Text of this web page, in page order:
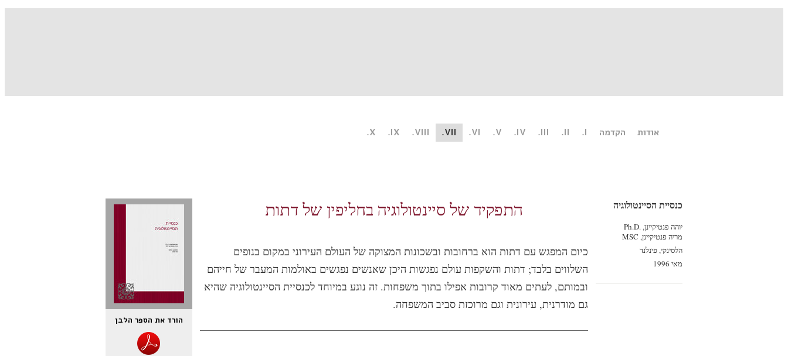
אודות הקדמה I.
II.
III.
IV.
V.
VI.
VII.
VIII.
IX.
X.
כנסיית הסיינטולוגיה
יוהה פנטיקיינן, Ph.D.‎
מריה פנטיקיינן, MSC
הלסינקי, פינלנד
מאי 1996
התפקיד של סיינטולוגיה בחליפין של דתות
כיום המפגש עם דתות הוא ברחובות ובשכונות המצוקה של העולם העירוני במקום בנופים
השלווים בלבד; דתות והשקפות עולם נפגשות היכן שאנשים נפגשים באולמות המעבר של חייהם
ובמותם, לעתים מאוד קרובות אפילו בתוך משפחות. זה נוגע במיוחד לכנסיית הסיינטולוגיה שהיא
גם מודרנית, עירונית וגם מרוכזת סביב המשפחה.
הורד את הספר הלבן